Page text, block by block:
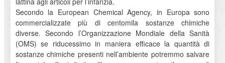
Secondo la European Chemical Agency, in Europa sono
commercializzate più di centomila sostanze chimiche
diverse. Secondo l’Organizzazione Mondiale della Sanità
(OMS) se riducessimo in maniera efficace la quantità di
sostanze chimiche presenti nell’ambiente potremmo salvare